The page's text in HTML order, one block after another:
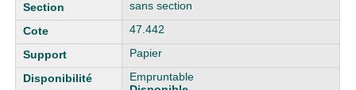
sans section
47.442
Papier
Empruntable